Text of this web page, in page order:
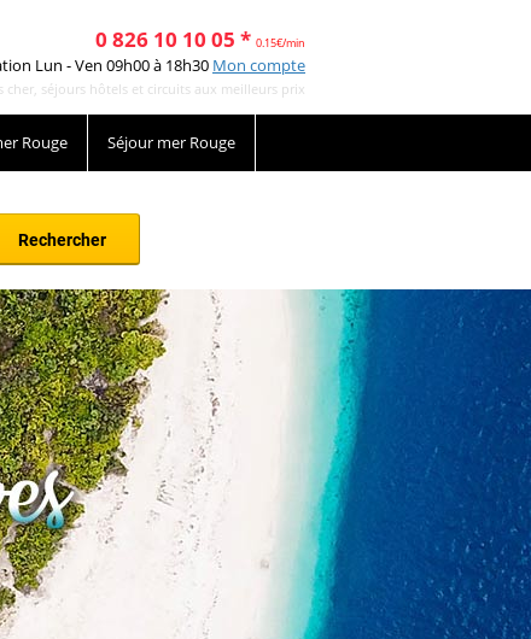
0 826 10 10 05 * 0.15€/min
Lun - Ven 09h00 à 18h30 Mon compte
cher, séjours hôtels et circuits aux meilleurs prix
Rouge Séjour mer Rouge